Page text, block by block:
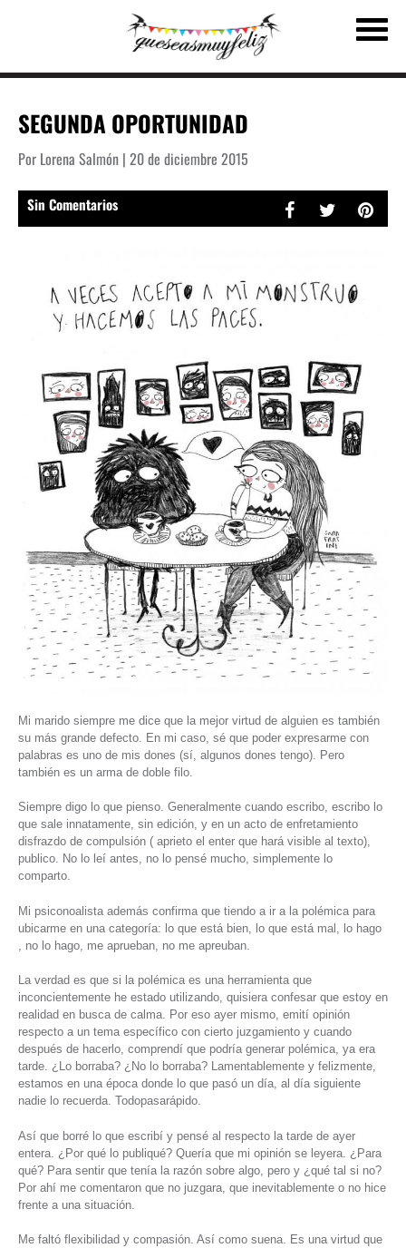
SEGUNDA OPORTUNIDAD
Por Lorena Salmón | 20 de diciembre 2015
Sin Comentarios
Mi marido siempre me dice que la mejor virtud de alguien es también
su más grande defecto. En mi caso, sé que poder expresarme con
palabras es uno de mis dones (sí, algunos dones tengo). Pero
también es un arma de doble filo.
Siempre digo lo que pienso. Generalmente cuando escribo, escribo lo
que sale innatamente, sin edición, y en un acto de enfretamiento
disfrazdo de compulsión ( aprieto el enter que hará visible al texto),
publico. No lo leí antes, no lo pensé mucho, simplemente lo
comparto.
Mi psiconoalista además confirma que tiendo a ir a la polémica para
ubicarme en una categoría: lo que está bien, lo que está mal, lo hago
, no lo hago, me aprueban, no me apreuban.
La verdad es que si la polémica es una herramienta que
inconcientemente he estado utilizando, quisiera confesar que estoy en
realidad en busca de calma. Por eso ayer mismo, emití opinión
respecto a un tema específico con cierto juzgamiento y cuando
después de hacerlo, comprendí que podría generar polémica, ya era
tarde. ¿Lo borraba? ¿No lo borraba? Lamentablemente y felizmente,
estamos en una época donde lo que pasó un día, al día siguiente
nadie lo recuerda. Todopasarápido.
Así que borré lo que escribí y pensé al respecto la tarde de ayer
entera. ¿Por qué lo publiqué? Quería que mi opinión se leyera. ¿Para
qué? Para sentir que tenía la razón sobre algo, pero y ¿qué tal si no?
Por ahí me comentaron que no juzgara, que inevitablemente o no hice
frente a una situación.
Me faltó flexibilidad y compasión. Así como suena. Es una virtud que